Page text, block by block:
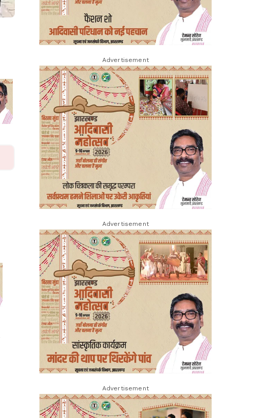
Advertisement
Advertisement
Advertisement